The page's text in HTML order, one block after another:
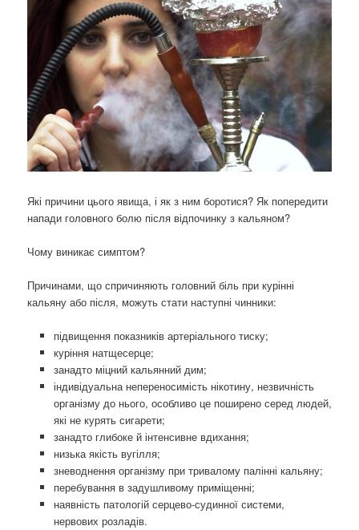
Які причини цього явища, і як з ним боротися? Як попередити
напади головного болю після відпочинку з кальяном?
Чому виникає симптом?
Причинами, що спричиняють головний біль при курінні
кальяну або після, можуть стати наступні чинники:
підвищення показників артеріального тиску;
куріння натщесерце;
занадто міцний кальянний дим;
індивідуальна непереносимість нікотину, незвичність
організму до нього, особливо це поширено серед людей,
які не курять сигарети;
занадто глибоке й інтенсивне вдихання;
низька якість вугілля;
зневоднення організму при тривалому палінні кальяну;
перебування в задушливому приміщенні;
наявність патологій серцево-судинної системи,
нервових розладів.